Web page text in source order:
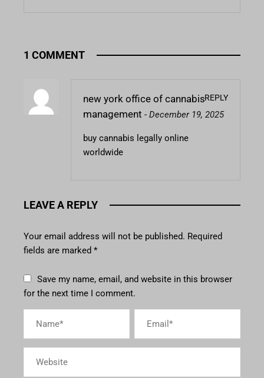
1 COMMENT
new york office of cannabis
management - December 19, 2025
REPLY
buy cannabis legally online
worldwide
LEAVE A REPLY
Your email address will not be published. Required
fields are marked *
Save my name, email, and website in this browser
for the next time I comment.